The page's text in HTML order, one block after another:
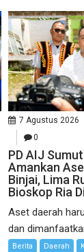
7 Agustus 2026
0
PD AIJ
Amankan
Binjai, Lima
Bioskop Ria
Aset daerah
dan
Berita Daerah